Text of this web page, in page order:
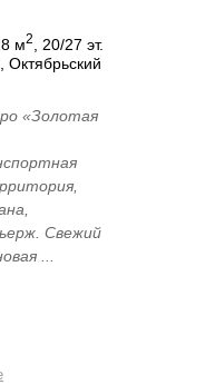
м2
, 20/27 эт.
Октябрьский
«Золотая
Свежий
...